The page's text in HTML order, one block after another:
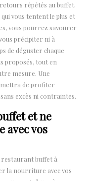
répétés au buffet.
vous tentent le plus et
vous pourrez savourer
précipiter ni à
de déguster chaque
proposés, tout en
mesure. Une
de profiter
excès ni contraintes.
et ne
avec vos
restaurant buffet à
la nourriture avec vos